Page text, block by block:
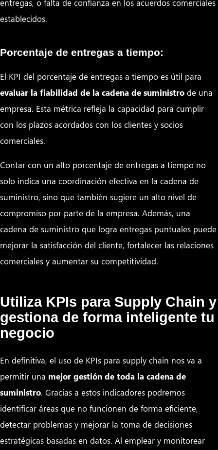
entregas, o falta de confianza en los acuerdos comerciales
establecidos.
Porcentaje de entregas a tiempo:
El KPI del porcentaje de entregas a tiempo es útil para
evaluar la fiabilidad de la cadena de suministro de una
empresa. Esta métrica refleja la capacidad para cumplir
con los plazos acordados con los clientes y socios
comerciales.
Contar con un alto porcentaje de entregas a tiempo no
solo indica una coordinación efectiva en la cadena de
suministro, sino que también sugiere un alto nivel de
compromiso por parte de la empresa. Además, una
cadena de suministro que logra entregas puntuales puede
mejorar la satisfacción del cliente, fortalecer las relaciones
comerciales y aumentar su competitividad.
Utiliza KPIs para Supply Chain y
gestiona de forma inteligente tu
negocio
En definitiva, el uso de KPIs para supply chain nos va a
permitir una mejor gestión de toda la cadena de
suministro. Gracias a estos indicadores podremos
identificar áreas que no funcionen de forma eficiente,
detectar problemas y mejorar la toma de decisiones
estratégicas basadas en datos. Al emplear y monitorear